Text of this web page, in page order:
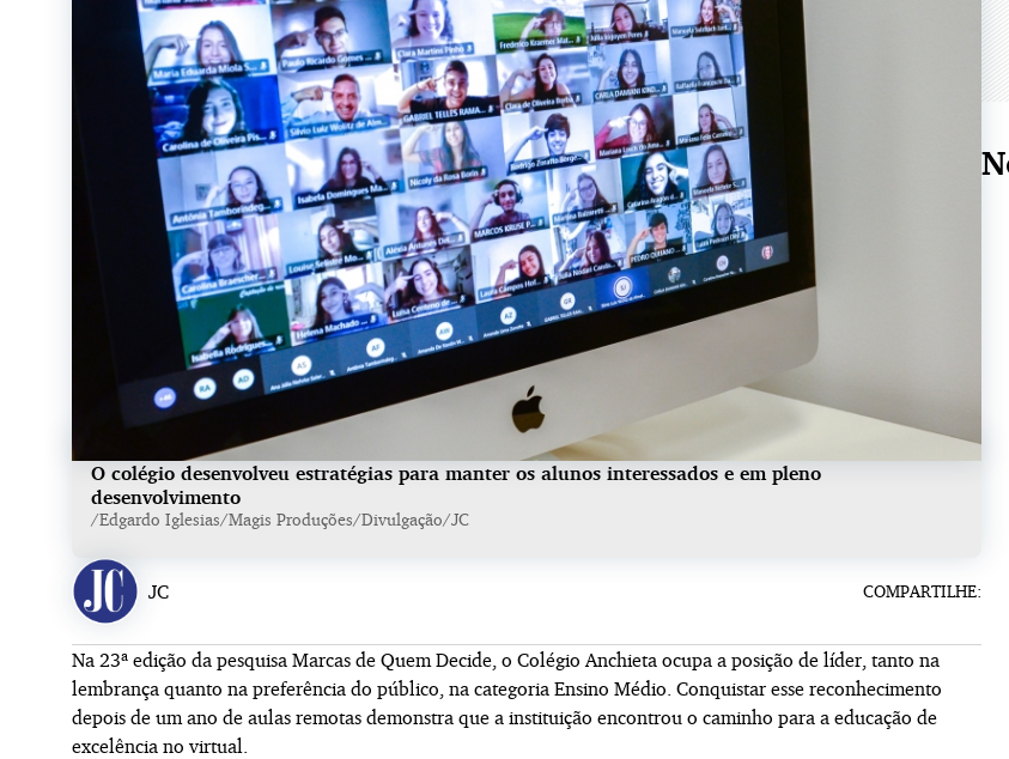
O colégio desenvolveu estratégias para manter os alunos interessados e em pleno
desenvolvimento
/Edgardo Iglesias/Magis Produções/Divulgação/JC
COMPARTILHE:
JC
Na 23ª edição da pesquisa Marcas de Quem Decide, o Colégio Anchieta ocupa a posição de líder, tanto na
lembrança quanto na preferência do público, na categoria Ensino Médio. Conquistar esse reconhecimento
depois de um ano de aulas remotas demonstra que a instituição encontrou o caminho para a educação de
excelência no virtual.